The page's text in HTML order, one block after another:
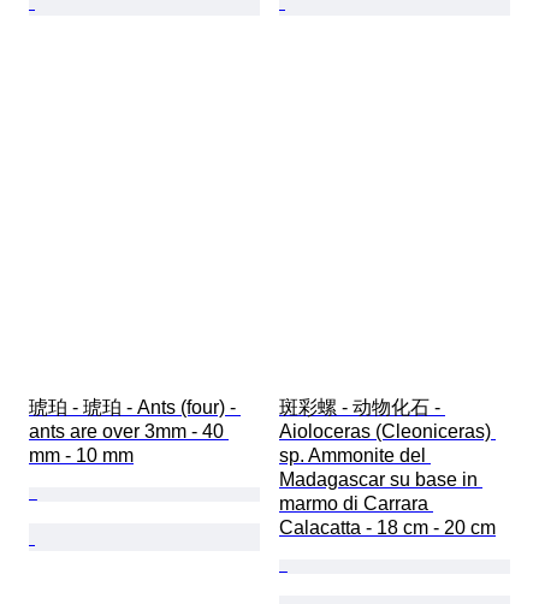
琥珀 - 琥珀 - Ants (four) -
ants are over 3mm - 40
mm - 10 mm
斑彩螺 - 动物化石 -
Aioloceras (Cleoniceras)
sp. Ammonite del
Madagascar su base in
marmo di Carrara
Calacatta - 18 cm - 20 cm